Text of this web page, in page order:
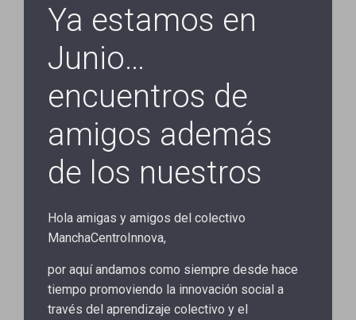
Ya estamos en
Junio…
encuentros de
amigos además
de los nuestros
Hola amigas y amigos del colectivo
ManchaCentroInnova,
por aquí andamos como siempre desde hace
tiempo promoviendo la innovación social a
través del aprendizaje colectivo y el